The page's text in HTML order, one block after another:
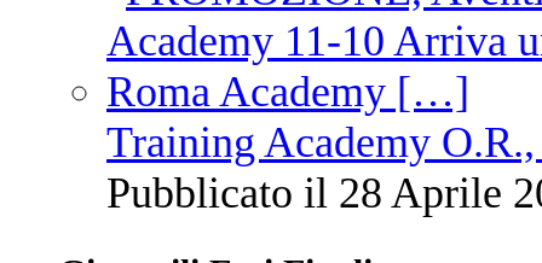
Training Academy
Pubblicato il 28 Aprile